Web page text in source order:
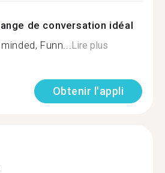
de conversation idéal
Funn...Lire plus
Obtenir l'appli